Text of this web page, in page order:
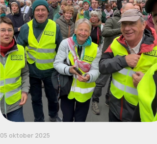
05 oktober 2025